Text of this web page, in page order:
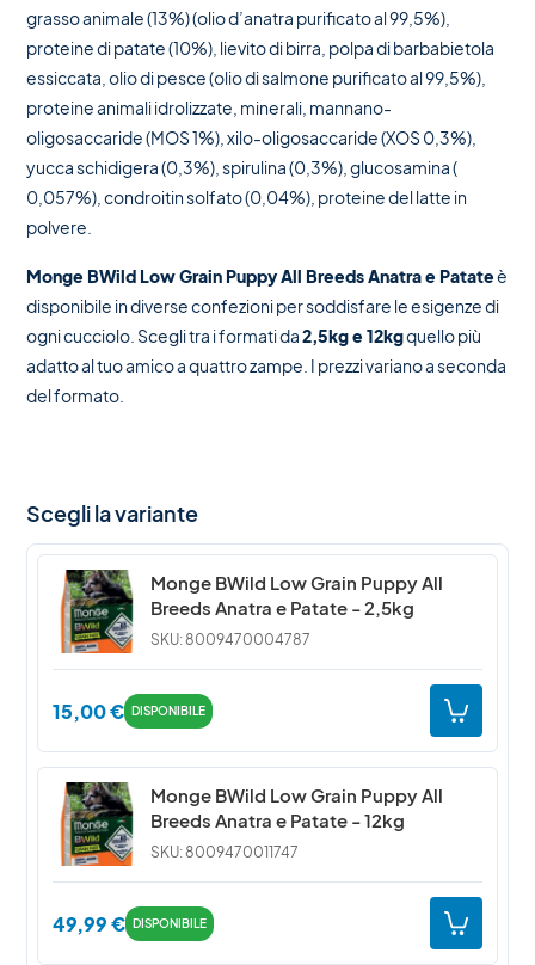
grasso animale (13%) (olio d’anatra purificato al 99,5%),
proteine di patate (10%), lievito di birra, polpa di barbabietola
essiccata, olio di pesce (olio di salmone purificato al 99,5%),
proteine animali idrolizzate, minerali, mannano-
oligosaccaride (MOS 1%), xilo-oligosaccaride (XOS 0,3%),
yucca schidigera (0,3%), spirulina (0,3%), glucosamina (
0,057%), condroitin solfato (0,04%), proteine del latte in
polvere.
Monge BWild Low Grain Puppy All Breeds Anatra e Patateè
disponibile in diverse confezioni per soddisfare le esigenze di
ogni cucciolo. Scegli tra i formati da2,5kg e 12kgquello più
adatto al tuo amico a quattro zampe. I prezzi variano a seconda
del formato.
Scegli la variante
Monge BWild Low Grain Puppy All
Breeds Anatra e Patate - 2,5kg
SKU: 8009470004787
15,00€ DISPONIBILE
Monge BWild Low Grain Puppy All
Breeds Anatra e Patate - 12kg
SKU: 8009470011747
49,99€ DISPONIBILE